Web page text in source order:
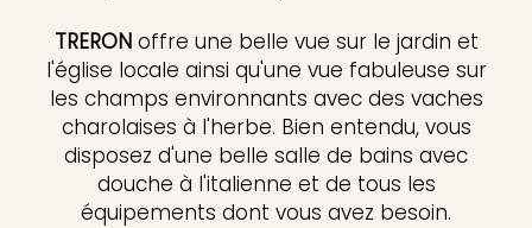
TRERONoffre une belle vue sur le jardin et
l'église locale ainsi qu'une vue fabuleuse sur
les champs environnants avec des vaches
charolaises à l'herbe. Bien entendu, vous
disposez d'une belle salle de bains avec
douche à l'italienne et de tous les
équipements dont vous avez besoin.